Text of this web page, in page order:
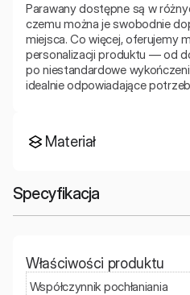
Parawany dostępne są w
czemu można je swobodnie
miejsca. Co więcej, oferujemy
personalizacji produktu — od
po niestandardowe
idealnie odpowiadające
Materiał
Specyfikacja
Właściwości produktu
Współczynnik pochłaniania